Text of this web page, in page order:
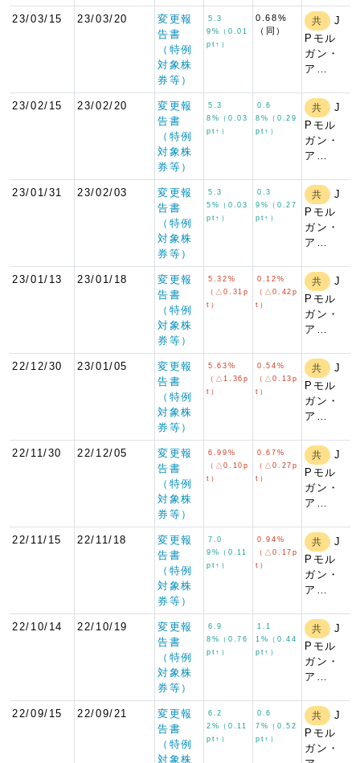
23/03/15 23/03/20
変更報
告書
（特例
対象株
券等）
5.3
9%（0.01
pt↑）
0.68%
（同）
共
J
Pモル
ガン・
ア…
23/02/15 23/02/20
変更報
告書
（特例
対象株
券等）
5.3
8%（0.03
pt↑）
0.6
8%（0.29
pt↑）
共
J
Pモル
ガン・
ア…
23/01/31 23/02/03
変更報
告書
（特例
対象株
券等）
5.3
5%（0.03
pt↑）
0.3
9%（0.27
pt↑）
共
J
Pモル
ガン・
ア…
23/01/13 23/01/18
変更報
告書
（特例
対象株
券等）
5.32%
（△0.31p
t）
0.12%
（△0.42p
t）
共
J
Pモル
ガン・
ア…
22/12/30 23/01/05
変更報
告書
（特例
対象株
券等）
5.63%
（△1.36p
t）
0.54%
（△0.13p
t）
共
J
Pモル
ガン・
ア…
22/11/30 22/12/05
変更報
告書
（特例
対象株
券等）
6.99%
（△0.10p
t）
0.67%
（△0.27p
t）
共
J
Pモル
ガン・
ア…
22/11/15 22/11/18
変更報
告書
（特例
対象株
券等）
7.0
9%（0.11
pt↑）
0.94%
（△0.17p
t）
共
J
Pモル
ガン・
ア…
22/10/14 22/10/19
変更報
告書
（特例
対象株
券等）
6.9
8%（0.76
pt↑）
1.1
1%（0.44
pt↑）
共
J
Pモル
ガン・
ア…
22/09/15 22/09/21
変更報
告書
（特例
対象株
6.2
2%（0.11
pt↑）
0.6
7%（0.52
pt↑）
共
J
Pモル
ガン・